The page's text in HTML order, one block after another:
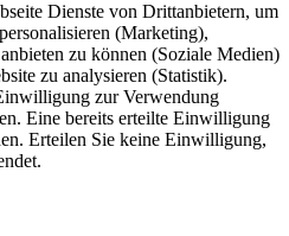
Dienste von Drittanbietern, um
(Marketing),
zu können (Soziale Medien)
zu analysieren (Statistik).
zur Verwendung
Eine bereits erteilte Einwilligung
Erteilen Sie keine Einwilligung,